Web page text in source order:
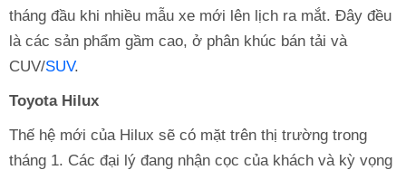
tháng đầu khi nhiều mẫu xe mới lên lịch ra mắt. Đây đều
là các sản phẩm gầm cao, ở phân khúc bán tải và
CUV/SUV.
Toyota Hilux
Thế hệ mới của Hilux sẽ có mặt trên thị trường trong
tháng 1. Các đại lý đang nhận cọc của khách và kỳ vọng